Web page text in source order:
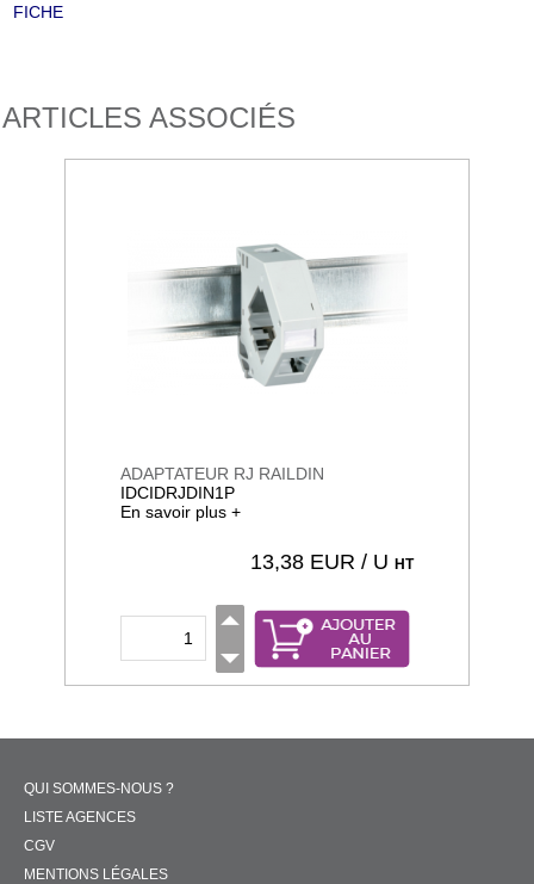
FICHE
ARTICLES ASSOCIÉS
ADAPTATEUR RJ RAILDIN
IDCIDRJDIN1P
En savoir plus +
13,38 EUR / U HT
QUI SOMMES-NOUS ?
LISTE AGENCES
CGV
MENTIONS LÉGALES